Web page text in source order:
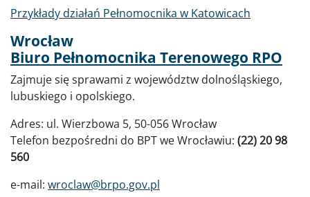
Przykłady działań Pełnomocnika w Katowicach
Wrocław
Biuro Pełnomocnika Terenowego RPO
Zajmuje się sprawami z województw dolnośląskiego,
lubuskiego i opolskiego.
Adres: ul. Wierzbowa 5, 50-056 Wrocław
Telefon bezpośredni do BPT we Wrocławiu: (22) 20 98
560
e-mail: wroclaw@brpo.gov.pl